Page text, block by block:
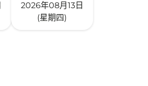
2026年08月13日
(星期四)